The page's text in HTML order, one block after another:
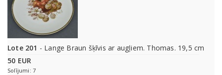
Lote 201 - Lange Braun šķīvis ar augļiem. Thomas. 19,5 cm
50 EUR
Solījumi: 7